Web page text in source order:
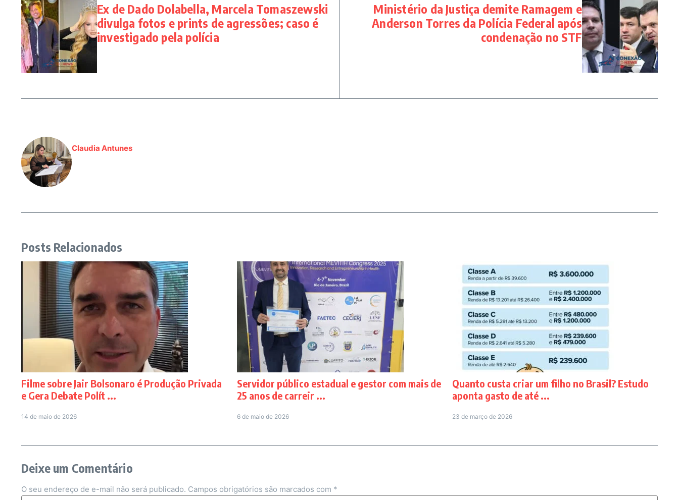
Ex de Dado Dolabella, Marcela Tomaszewski
divulga fotos e prints de agressões; caso é
investigado pela polícia
Ministério da Justiça demite Ramagem e
Anderson Torres da Polícia Federal após
condenação no STF
Claudia Antunes
Posts Relacionados
Filme sobre Jair Bolsonaro é Produção Privada
e Gera Debate Polít ...
14 de maio de 2026
Servidor público estadual e gestor com mais de
25 anos de carreir ...
6 de maio de 2026
Quanto custa criar um filho no Brasil? Estudo
aponta gasto de até ...
23 de março de 2026
Deixe um Comentário
O seu endereço de e-mail não será publicado. Campos obrigatórios são marcados com *